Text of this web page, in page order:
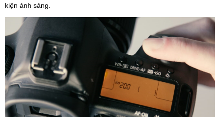
kiện ánh sáng.